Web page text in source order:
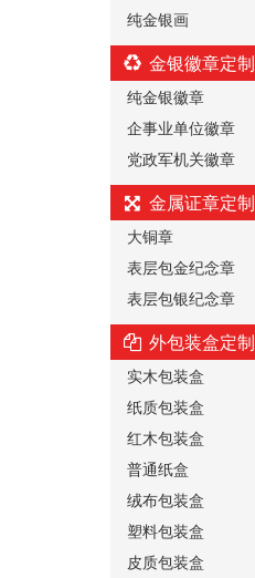
纯金银画
金银徽章定制
纯金银徽章
企事业单位徽章
党政军机关徽章
金属证章定制
大铜章
表层包金纪念章
表层包银纪念章
外包装盒定制
实木包装盒
纸质包装盒
红木包装盒
普通纸盒
绒布包装盒
塑料包装盒
皮质包装盒